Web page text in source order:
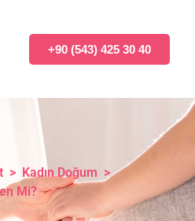
+90 (543) 425 30 40
> Kadın Doğum >
Mi?